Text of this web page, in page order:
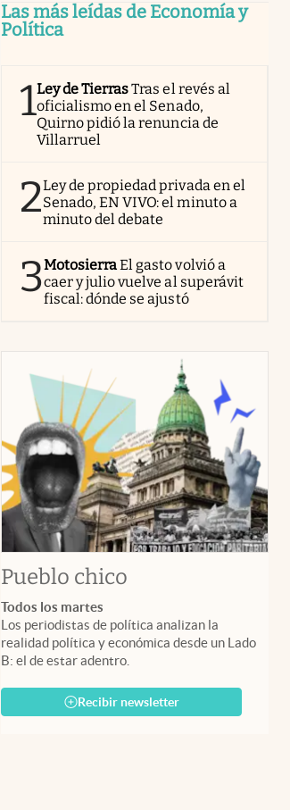
Las más leídas de Economía y
Política
1Ley de TierrasTras el revés al
oficialismo en el Senado,
Quirno pidió la renuncia de
Villarruel
2Ley de propiedad privada en el
Senado, EN VIVO: el minuto a
minuto del debate
3MotosierraEl gasto volvió a
caer y julio vuelve al superávit
fiscal: dónde se ajustó
Pueblo chico
Todos los martes
Los periodistas de política analizan la
realidad política y económica desde un Lado
B: el de estar adentro.
Recibir newsletter